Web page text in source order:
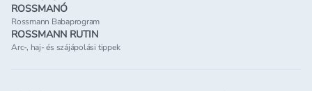
ROSSMANÓ
Rossmann Babaprogram
ROSSMANN RUTIN
Arc-, haj- és szájápolási tippek